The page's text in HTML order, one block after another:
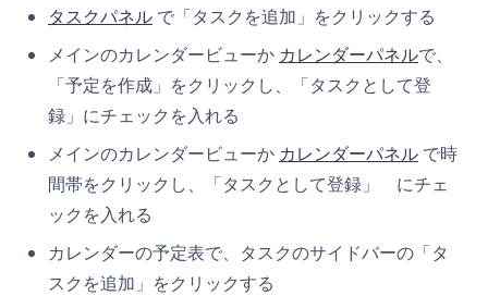
タスクパネル で「タスクを追加」をクリックする
メインのカレンダービューか カレンダーパネルで、
「予定を作成」をクリックし、「タスクとして登
録」にチェックを入れる
メインのカレンダービューか カレンダーパネル で時
間帯をクリックし、「タスクとして登録」 にチェ
ックを入れる
カレンダーの予定表で、タスクのサイドバーの「タ
スクを追加」をクリックする